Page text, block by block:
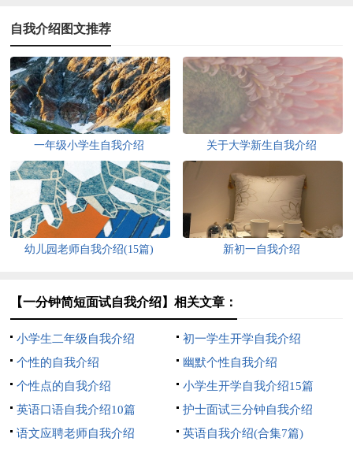
自我介绍图文推荐
一年级小学生自我介绍 关于大学新生自我介绍
幼儿园老师自我介绍(15篇) 新初一自我介绍
【一分钟简短面试自我介绍】相关文章：
小学生二年级自我介绍
初一学生开学自我介绍
个性的自我介绍
幽默个性自我介绍
个性点的自我介绍
小学生开学自我介绍15篇
英语口语自我介绍10篇
护士面试三分钟自我介绍
语文应聘老师自我介绍
英语自我介绍(合集7篇)